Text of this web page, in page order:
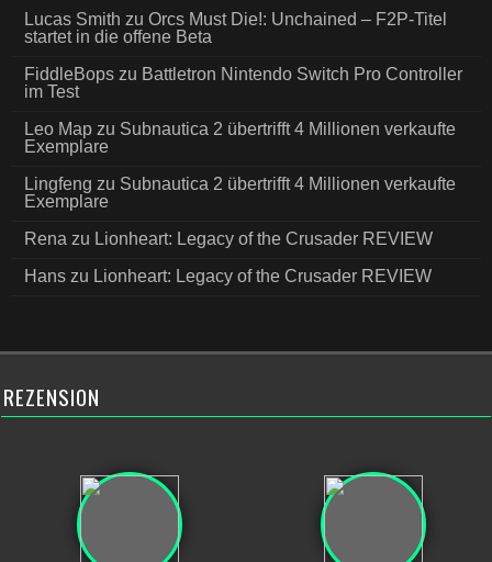
Lucas Smith zu Orcs Must Die!: Unchained – F2P-Titel
startet in die offene Beta
FiddleBops zu Battletron Nintendo Switch Pro Controller
im Test
Leo Map zu Subnautica 2 übertrifft 4 Millionen verkaufte
Exemplare
Lingfeng zu Subnautica 2 übertrifft 4 Millionen verkaufte
Exemplare
Rena zu Lionheart: Legacy of the Crusader REVIEW
Hans zu Lionheart: Legacy of the Crusader REVIEW
REZENSION